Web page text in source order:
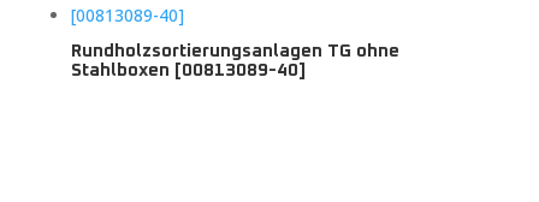
Rundholzsortierungsanlagen TG ohne
Stahlboxen [00813089-40]